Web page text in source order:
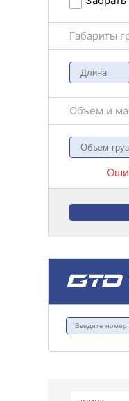
Габариты
Объем и